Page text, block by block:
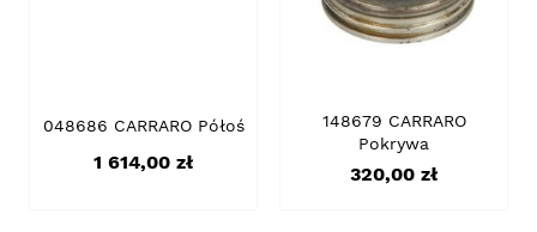
048686 CARRARO Półoś
Cena
1 614,00 zł
148679 CARRARO
Pokrywa
Cena
320,00 zł